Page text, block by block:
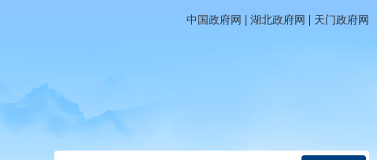
中国政府网 | 湖北政府网 | 天门政府网